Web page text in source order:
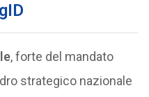
, forte del mandato
strategico nazionale